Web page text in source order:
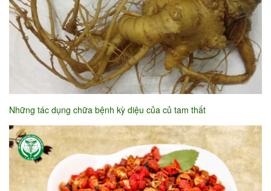
Những tác dụng chữa bệnh kỳ diệu của củ tam thất